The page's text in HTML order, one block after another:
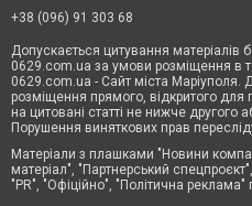
+38 (096) 91 303 68
Допускається цитування матеріалів
0629.com.ua за умови розміщення в
0629.com.ua - Сайт міста Маріуполя.
розміщення прямого, відкритого
на цитовані статті не нижче другого
Порушення виняткових прав
Матеріали з плашками "Новини
матеріал", "Партнерський
"PR", "Офіційно", "Політична